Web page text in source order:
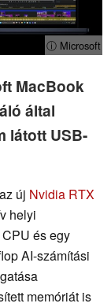
ⓘ Microsoft
MacBook
által
látott USB-
új Nvidia RTX
helyi
és egy
AI-számítási
memóriát is